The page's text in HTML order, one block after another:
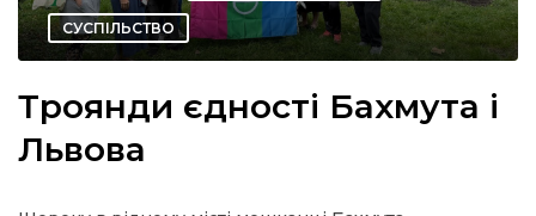
СУСПІЛЬСТВО
Троянди єдності Бахмута і
Львова